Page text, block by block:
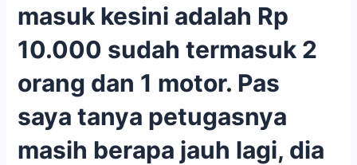
masuk kesini adalah Rp
10.000 sudah termasuk 2
orang dan 1 motor. Pas
saya tanya petugasnya
masih berapa jauh lagi, dia